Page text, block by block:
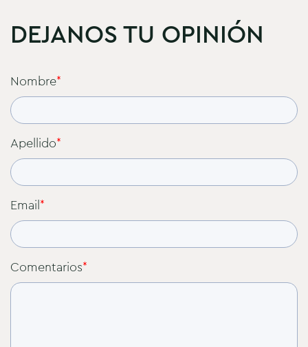
DEJANOS TU OPINIÓN
Nombre*
Apellido*
Email*
Comentarios*